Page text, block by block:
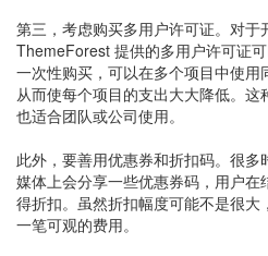
第三，考虑购买多用户许可证。对于
ThemeForest 提供的多用户许可证
一次性购买，可以在多个项目中使用
从而使每个项目的支出大大降低。这
也适合团队或公司使用。
此外，要善用优惠券和折扣码。很
媒体上会分享一些优惠券码，用户
得折扣。虽然折扣幅度可能不是很大
一笔可观的费用。